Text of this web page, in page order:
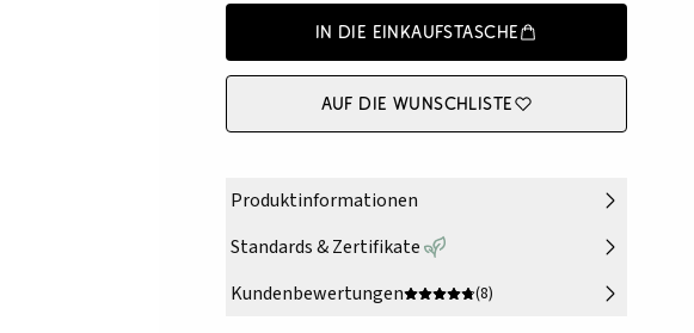
In die Einkaufstasche
Auf die Wunschliste
Produktinformationen
Standards & Zertifikate
Kundenbewertungen
(8)